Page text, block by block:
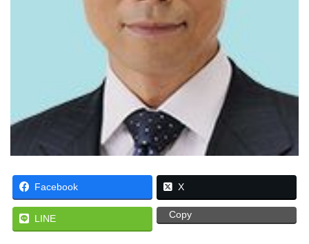
Facebook X
LINE Copy